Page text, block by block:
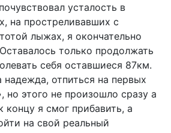
усталость в
на простреливавших с
лыжах, я окончательно
только продолжать
себя оставшиеся 87км.
надежда, отпиться на первых
но этого не произошло сразу а
концу я смог прибавить, а
на свой реальный